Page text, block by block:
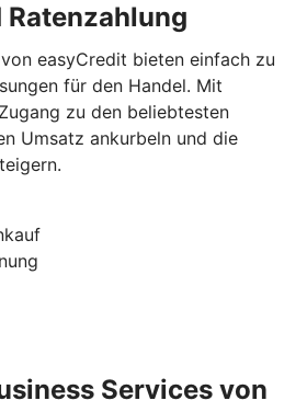
Ratenzahlung
easyCredit bieten einfach zu
für den Handel. Mit
zu den beliebtesten
Umsatz ankurbeln und die
Services von